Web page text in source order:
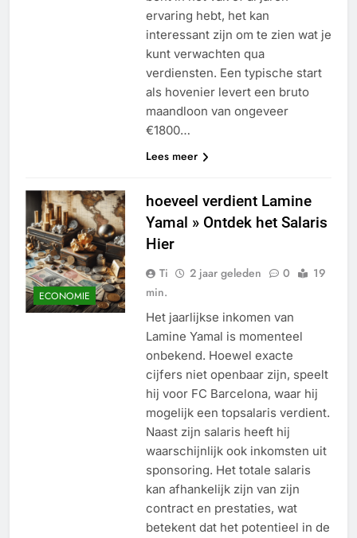
ervaring hebt, het kan
interessant zijn om te zien wat je
kunt verwachten qua
verdiensten. Een typische start
als hovenier levert een bruto
maandloon van ongeveer
€1800…
Lees meer
ECONOMIE
hoeveel verdient Lamine
Yamal » Ontdek het Salaris
Hier
Ti 2 jaar geleden 0
19
min.
Het jaarlijkse inkomen van
Lamine Yamal is momenteel
onbekend. Hoewel exacte
cijfers niet openbaar zijn, speelt
hij voor FC Barcelona, waar hij
mogelijk een topsalaris verdient.
Naast zijn salaris heeft hij
waarschijnlijk ook inkomsten uit
sponsoring. Het totale salaris
kan afhankelijk zijn van zijn
contract en prestaties, wat
betekent dat het potentieel in de